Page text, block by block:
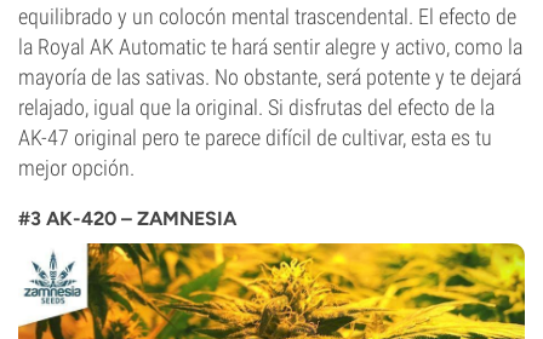
equilibrado y un colocón mental trascendental. El efecto de
la Royal AK Automatic te hará sentir alegre y activo, como la
mayoría de las sativas. No obstante, será potente y te dejará
relajado, igual que la original. Si disfrutas del efecto de la
AK-47 original pero te parece difícil de cultivar, esta es tu
mejor opción.
#3 AK-420 – ZAMNESIA